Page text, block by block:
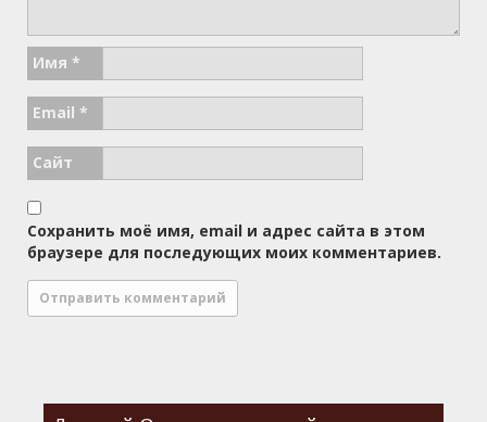
Имя *
Email *
Сайт
Сохранить моё имя, email и адрес сайта в этом
браузере для последующих моих комментариев.